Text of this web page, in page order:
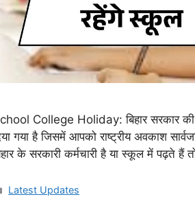
College Holiday: बिहार सरकार
गया है जिसमें आपको राष्ट्रीय अवकाश
के सरकारी कर्मचारी है या स्कूल में पढ़ते
Categories
Latest Updates